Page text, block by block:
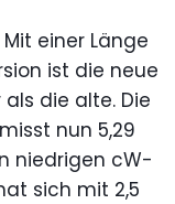
einer Länge
ist die neue
die alte. Die
nun 5,29
niedrigen cW-
sich mit 2,5